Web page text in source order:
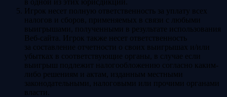
в одной из этих юрисдикций.
Игрок несет полную ответственность за уплату всех
налогов и сборов, применяемых в связи с любыми
выигрышами, полученными в результате использования
Веб-сайта. Игрок также несет ответственность
за составление отчетности о своих выигрышах и/или
убытках в соответствующие органы, в случае если
выигрыш подлежит налогообложению согласно каким-
либо решениям и актам, изданным местными
законодательными, налоговыми или прочими органами
власти.